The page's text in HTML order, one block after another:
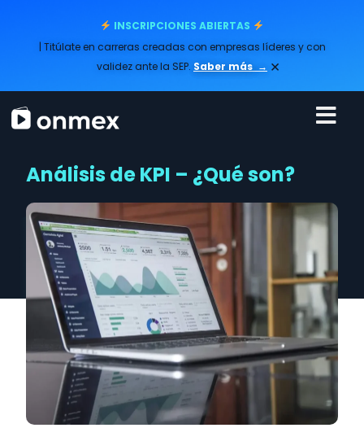
INSCRIPCIONES ABIERTAS
| Titúlate en carreras creadas con empresas líderes y con
validez ante la SEP. Saber más → ×
Análisis de KPI – ¿Qué son?